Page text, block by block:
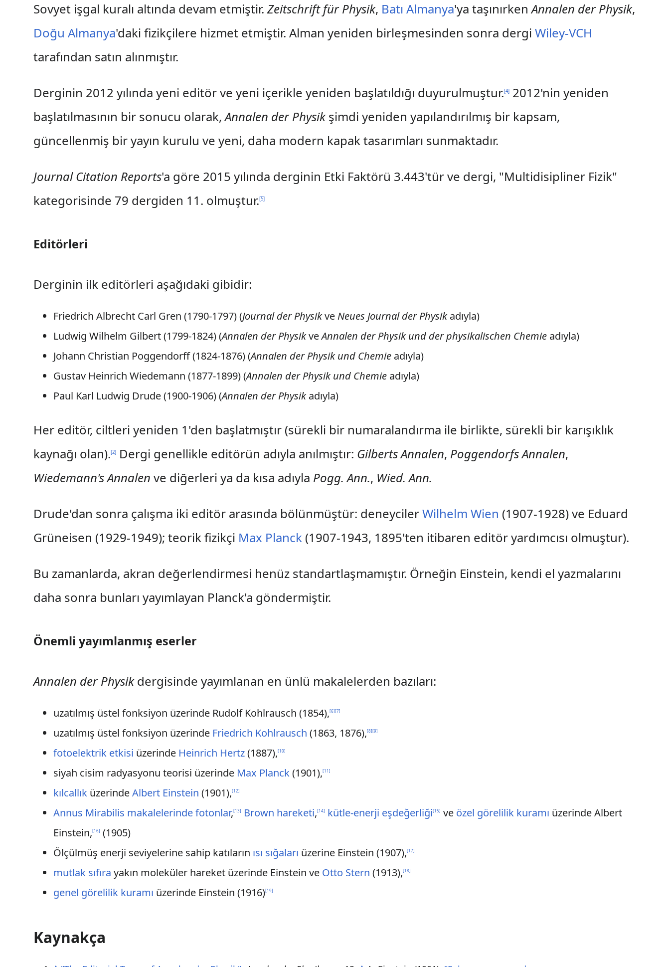
Sovyet işgal kuralı altında devam etmiştir.Zeitschrift für Physik, Batı Almanya'ya taşınırkenAnnalen der Physik,
Doğu Almanya'daki fizikçilere hizmet etmiştir. Alman yeniden birleşmesinden sonra dergiWiley-VCH
tarafından satın alınmıştır.
Derginin 2012 yılında yeni editör ve yeni içerikle yeniden başlatıldığı duyurulmuştur.[4] 2012'nin yeniden
başlatılmasının bir sonucu olarak,Annalen der Physikşimdi yeniden yapılandırılmış bir kapsam,
güncellenmiş bir yayın kurulu ve yeni, daha modern kapak tasarımları sunmaktadır.
Journal Citation Reports'a göre 2015 yılında derginin Etki Faktörü 3.443'tür ve dergi, "Multidisipliner Fizik"
kategorisinde 79 dergiden 11. olmuştur.[5]
Editörleri
Derginin ilk editörleri aşağıdaki gibidir:
Friedrich Albrecht Carl Gren (1790-1797) (Journal der Physikve Neues Journal der Physikadıyla)
Ludwig Wilhelm Gilbert (1799-1824) (Annalen der PhysikveAnnalen der Physik und der physikalischen Chemie adıyla)
Johann Christian Poggendorff (1824-1876) (Annalen der Physik und Chemie adıyla)
Gustav Heinrich Wiedemann (1877-1899) (Annalen der Physik und Chemie adıyla)
Paul Karl Ludwig Drude (1900-1906) (Annalen der Physikadıyla)
Her editör, ciltleri yeniden 1'den başlatmıştır (sürekli bir numaralandırma ile birlikte, sürekli bir karışıklık
kaynağı olan).[2] Dergi genellikle editörün adıyla anılmıştır: Gilberts Annalen, Poggendorfs Annalen,
Wiedemann's Annalen ve diğerleri ya da kısa adıyla Pogg. Ann., Wied. Ann.
Drude'dan sonra çalışma iki editör arasında bölünmüştür: deneycilerWilhelm Wien (1907-1928) ve Eduard
Grüneisen (1929-1949); teorik fizikçi Max Planck (1907-1943, 1895'ten itibaren editör yardımcısı olmuştur).
Bu zamanlarda, akran değerlendirmesi henüz standartlaşmamıştır. Örneğin Einstein, kendi el yazmalarını
daha sonra bunları yayımlayan Planck'a göndermiştir.
Önemli yayımlanmış eserler
Annalen der Physikdergisinde yayımlanan en ünlü makalelerden bazıları:
uzatılmış üstel fonksiyon üzerinde Rudolf Kohlrausch (1854),[6][7]
uzatılmış üstel fonksiyon üzerinde Friedrich Kohlrausch (1863, 1876),[8][9]
fotoelektrik etkisi üzerinde Heinrich Hertz(1887),[10]
siyah cisim radyasyonu teorisi üzerinde Max Planck(1901),[11]
kılcallık üzerindeAlbert Einstein (1901),[12]
Annus Mirabilis makalelerindefotonlar,[13] Brown hareketi,[14] kütle-enerji eşdeğerliği[15] ve özel görelilik kuramı üzerinde Albert
Einstein,[16] (1905)
Ölçülmüş enerji seviyelerine sahip katıların ısı sığaları üzerine Einstein (1907),[17]
mutlak sıfıra yakın moleküler hareket üzerinde Einstein ve Otto Stern (1913),[18]
genel görelilik kuramı üzerinde Einstein (1916)[19]
Kaynakça